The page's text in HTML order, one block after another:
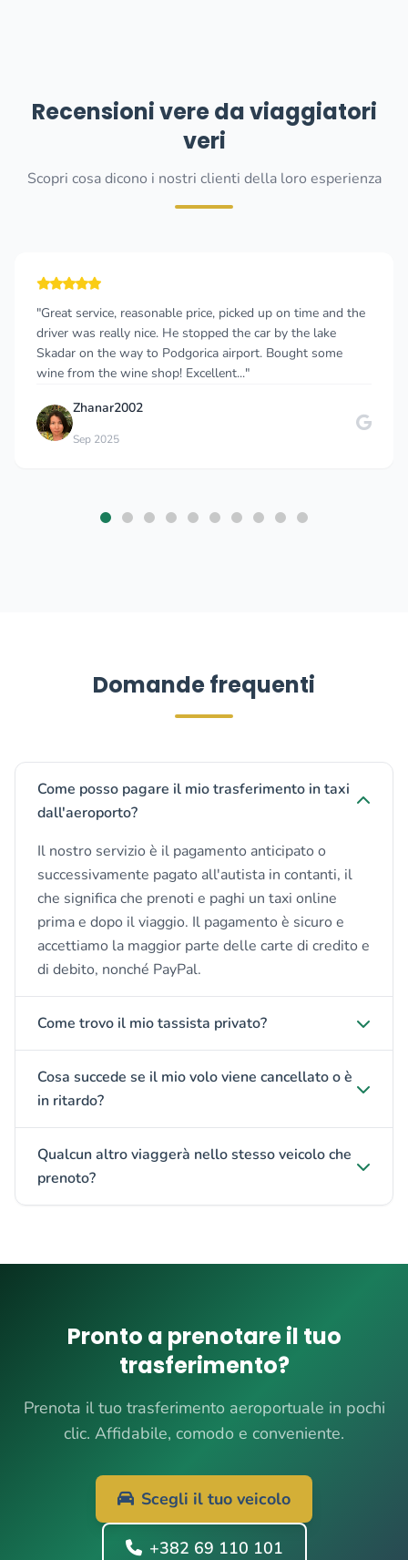
Recensioni vere da viaggiatori
veri
Scopri cosa dicono i nostri clienti della loro esperienza
service, reasonable price, picked up on time and the
was really nice. He stopped the car by the lake
on the way to Podgorica airport. Bought some
from the wine shop! Excellent..."
Zhanar2002
Sep 2025
Domande frequenti
Come posso pagare il mio trasferimento in taxi
dall'aeroporto?
Il nostro servizio è il pagamento anticipato o
successivamente pagato all'autista in contanti, il
che significa che prenoti e paghi un taxi online
prima e dopo il viaggio. Il pagamento è sicuro e
accettiamo la maggior parte delle carte di credito e
di debito, nonché PayPal.
Come trovo il mio tassista privato?
Cosa succede se il mio volo viene cancellato o è
in ritardo?
Qualcun altro viaggerà nello stesso veicolo che
prenoto?
Pronto a prenotare il tuo
trasferimento?
Prenota il tuo trasferimento aeroportuale in pochi
clic. Affidabile, comodo e conveniente.
Scegli il tuo veicolo
+382 69 110 101